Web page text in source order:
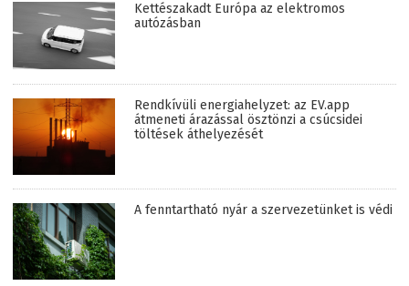
Kettészakadt Európa az elektromos
autózásban
Rendkívüli energiahelyzet: az EV.app
átmeneti árazással ösztönzi a csúcsidei
töltések áthelyezését
A fenntartható nyár a szervezetünket is védi